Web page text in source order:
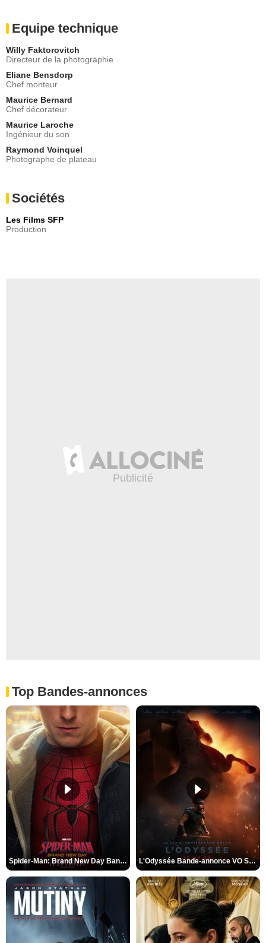
Equipe technique
Willy Faktorovitch
Directeur de la photographie
Eliane Bensdorp
Chef monteur
Maurice Bernard
Chef décorateur
Maurice Laroche
Ingénieur du son
Raymond Voinquel
Photographe de plateau
Sociétés
Les Films SFP
Production
Top Bandes-annonces
Spider-Man: Brand New Day Bande-annonce VO STFR L'Odyssée Bande-annonce VO STFR